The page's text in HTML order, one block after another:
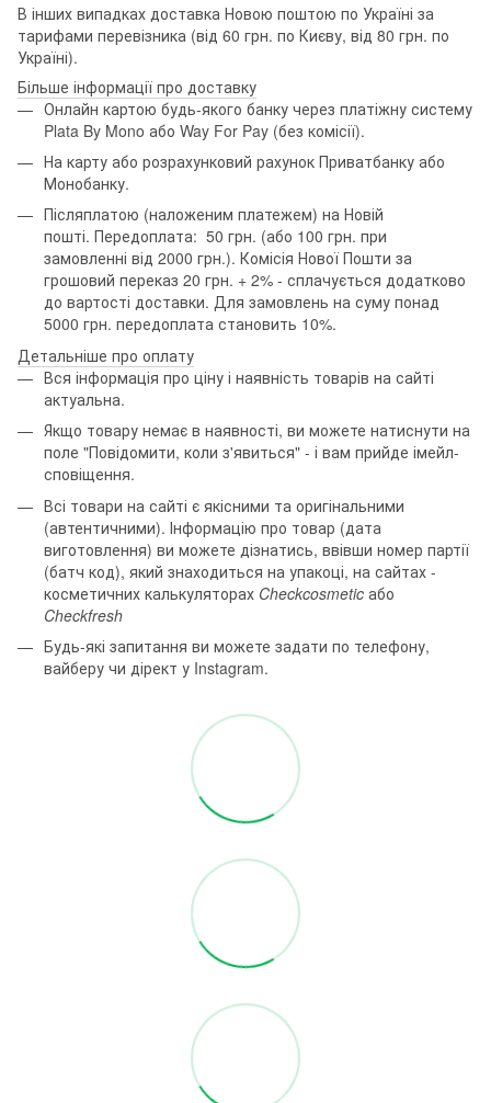
В інших випадках доставка Новою поштою по Україні за
тарифами перевізника (від 60 грн. по Києву, від 80 грн. по
Україні).
Більше інформації про доставку
Онлайн картою будь-якого банку через платіжну систему
Plata By Mono або Way For Pay (без комісії).
На карту або розрахунковий рахунок Приватбанку або
Монобанку.
Післяплатою (наложеним платежем) на Новій
пошті. Передоплата: 50 грн. (або 100 грн. при
замовленні від 2000 грн.). Комісія Нової Пошти за
грошовий переказ 20 грн. + 2% - сплачується додатково
до вартості доставки. Для замовлень на суму понад
5000 грн. передоплата становить 10%.
Детальніше про оплату
Вся інформація про ціну і наявність товарів на сайті
актуальна.
Якщо товару немає в наявності, ви можете натиснути на
поле "Повідомити, коли з'явиться" - і вам прийде імейл-
сповіщення.
Всі товари на сайті є якісними та оригінальними
(автентичними). Інформацію про товар (дата
виготовлення) ви можете дізнатись, ввівши номер партії
(батч код), який знаходиться на упакоці, на сайтах -
косметичних калькуляторах Checkcosmetic або
Checkfresh
Будь-які запитання ви можете задати по телефону,
вайберу чи дірект у Instagram.